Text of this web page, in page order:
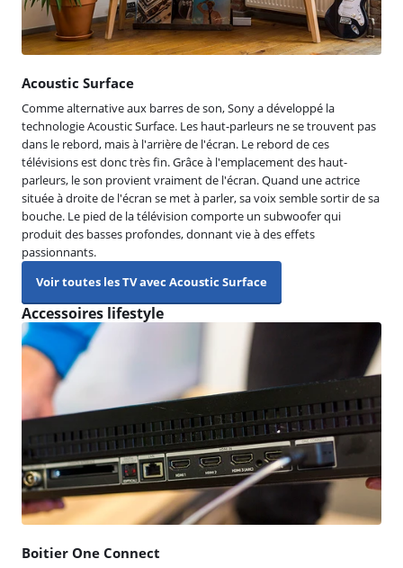
Acoustic Surface
Comme alternative aux barres de son, Sony a développé la
technologie Acoustic Surface. Les haut-parleurs ne se trouvent pas
dans le rebord, mais à l'arrière de l'écran. Le rebord de ces
télévisions est donc très fin. Grâce à l'emplacement des haut-
parleurs, le son provient vraiment de l'écran. Quand une actrice
située à droite de l'écran se met à parler, sa voix semble sortir de sa
bouche. Le pied de la télévision comporte un subwoofer qui
produit des basses profondes, donnant vie à des effets
passionnants.
Voir toutes les TV avec Acoustic Surface
Accessoires lifestyle
Boitier One Connect